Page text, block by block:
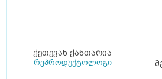
ქეთევან ქანთარია
რეპროდუქტოლოგი